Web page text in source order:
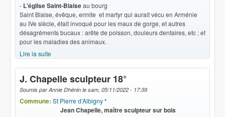
- L'église Saint-Blaiseau bourg
Saint Blaise, évêque, ermite et martyr qui aurait vécu en Arménie
au IVe siècle, était invoqué pour les maux de gorge, et autres
désagréments bucaux : arête de poisson, douleurs dentaires, etc ; et
pour les maladies des animaux.
Lire la suite
J. Chapelle sculpteur 18°
Soumis parAnnie Dhénin le sam, 05/11/2022 - 17:39
Commune: St Pierre d'Albigny *
Jean Chapelle, maître sculpteur sur bois